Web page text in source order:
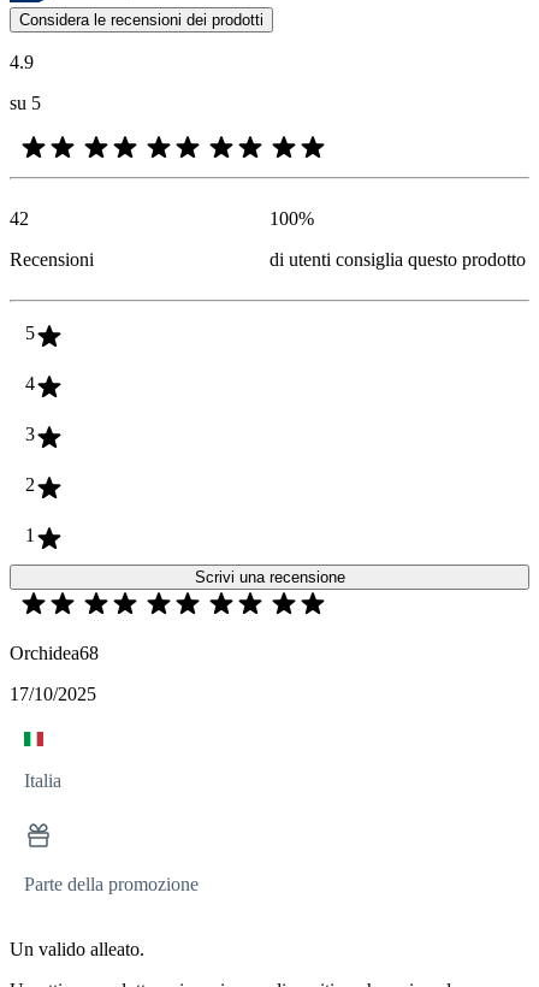
Le valutazioni dei prodotti e le classificazioni in stelle da parte degli
Considera le recensioni dei prodotti
4.9
su 5
42
Recensioni
100%
di utenti consiglia questo prodotto
5
4
3
2
1
Scrivi una recensione
Orchidea68
17/10/2025
Italia
Parte della promozione
Un valido alleato.